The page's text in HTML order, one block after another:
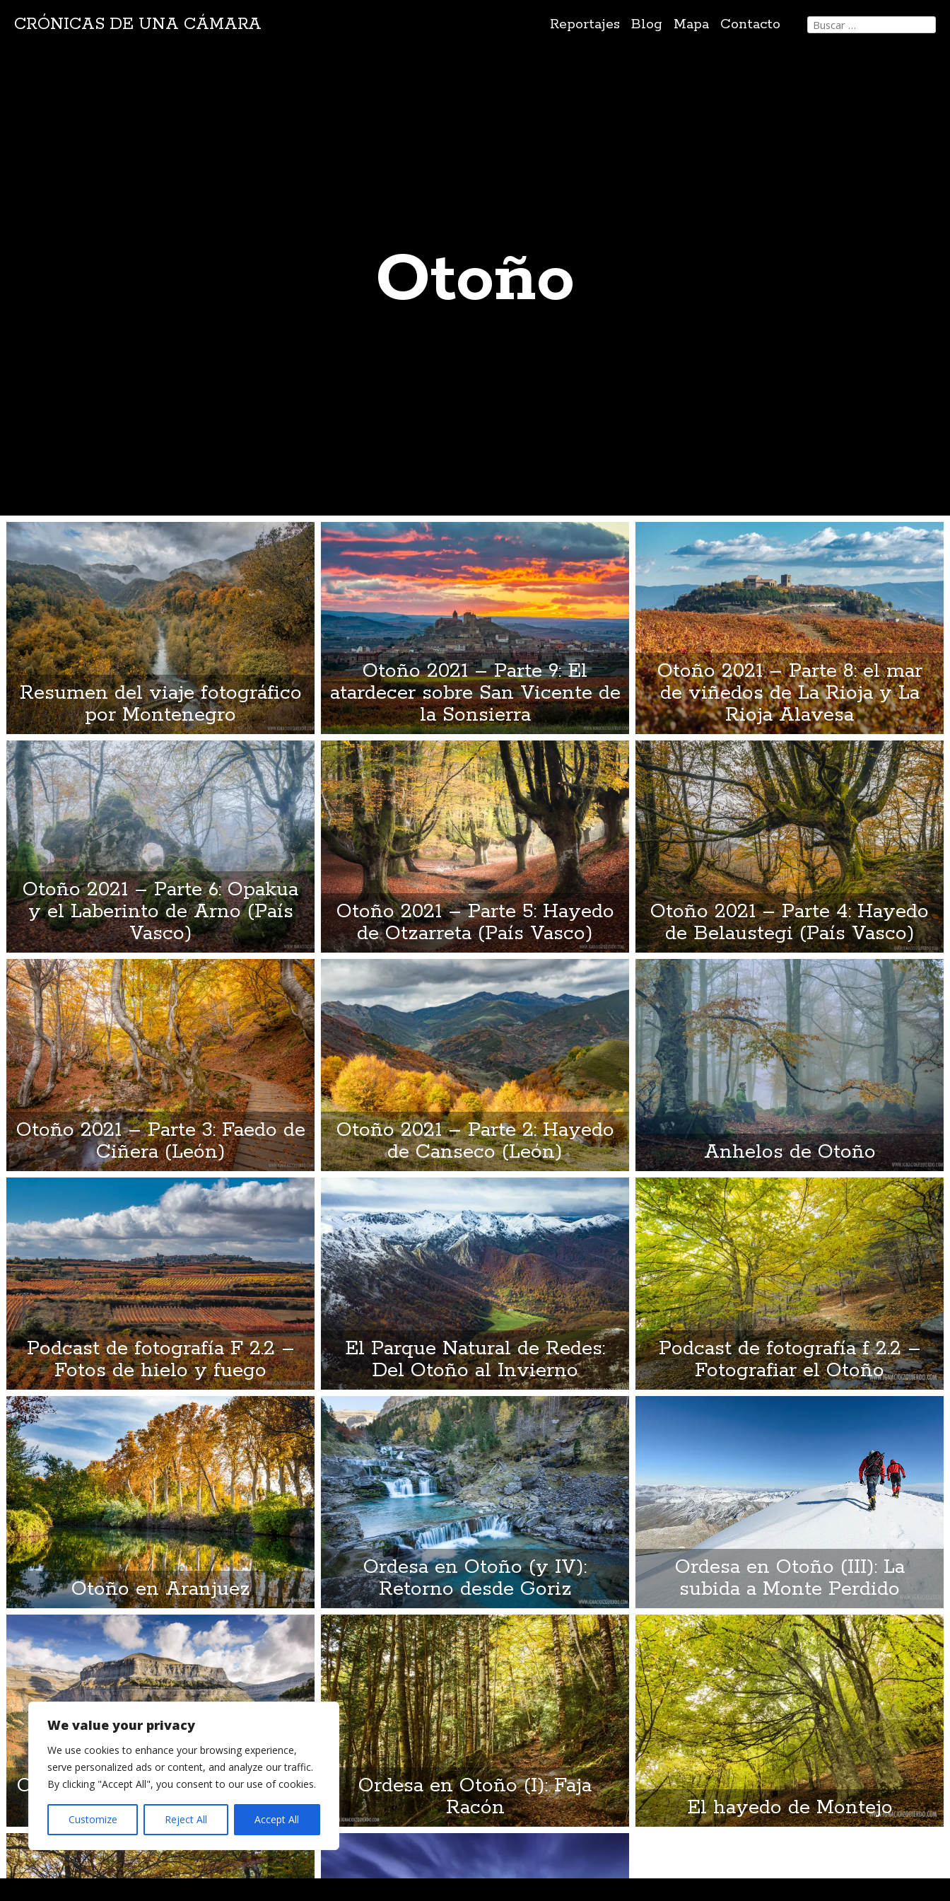
We value your privacy
We use cookies to enhance your browsing experience,
serve personalized ads or content, and analyze our traffic.
By clicking "Accept All", you consent to our use of cookies.
Customize Reject All Accept All
CRÓNICAS DE UNA CÁMARA
IrReportajes Blog Mapa Contacto Buscar:
Otoño
Resumen del viaje fotográfico
por Montenegro
Otoño 2021 – Parte 9: El
atardecer sobre San Vicente de
la Sonsierra
Otoño 2021 – Parte 8: el mar
de viñedos de La Rioja y La
Rioja Alavesa
Otoño 2021 – Parte 6: Opakua
y el Laberinto de Arno (País
Vasco)
Otoño 2021 – Parte 5: Hayedo
de Otzarreta (País Vasco)
Otoño 2021 – Parte 4: Hayedo
de Belaustegi (País Vasco)
Otoño 2021 – Parte 3: Faedo de
Ciñera (León)
Otoño 2021 – Parte 2: Hayedo
de Canseco (León)
Anhelos de Otoño
Podcast de fotografía F 2.2 –
Fotos de hielo y fuego
El Parque Natural de Redes:
Del Otoño al Invierno
Podcast de fotografía f 2.2 –
Fotografiar el Otoño
Otoño en Aranjuez
Ordesa en Otoño (y IV):
Retorno desde Goriz
Ordesa en Otoño (III): La
subida a Monte Perdido
Ordesa en Otoño (II): Senda de
Cazadores y Faja Pelay
Ordesa en Otoño (I): Faja
Racón
El hayedo de Montejo